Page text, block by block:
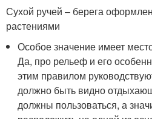
Сухой ручей – берега
растениями
Особое значение имеет
Да, про рельеф и его
этим правилом
должно быть видно
должны пользоваться, а